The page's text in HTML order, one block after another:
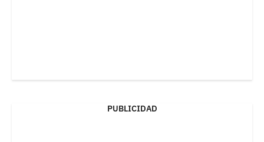
PUBLICIDAD